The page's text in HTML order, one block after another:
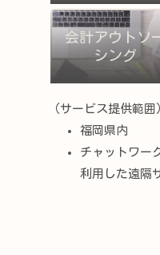
会計アウトソ
シング
（サービス提供範囲
福岡県内
チャットワー
利用した遠隔